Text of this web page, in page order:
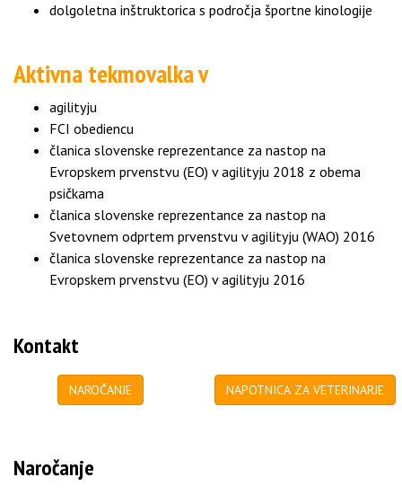
dolgoletna inštruktorica s področja športne kinologije
Aktivna tekmovalka v
agilityju
FCI obediencu
članica slovenske reprezentance za nastop na
Evropskem prvenstvu (EO) v agilityju 2018 z obema
psičkama
članica slovenske reprezentance za nastop na
Svetovnem odprtem prvenstvu v agilityju (WAO) 2016
članica slovenske reprezentance za nastop na
Evropskem prvenstvu (EO) v agilityju 2016
Kontakt
NAROČANJE NAPOTNICA ZA VETERINARJE
Naročanje